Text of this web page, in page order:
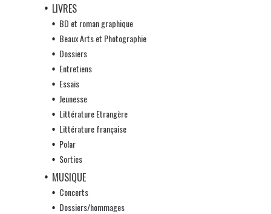
LIVRES
BD et roman graphique
Beaux Arts et Photographie
Dossiers
Entretiens
Essais
Jeunesse
Littérature Etrangère
Littérature française
Polar
Sorties
MUSIQUE
Concerts
Dossiers/hommages